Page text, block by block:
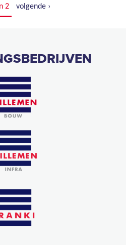
2 volgende ›